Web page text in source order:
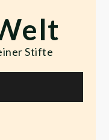
Stifte